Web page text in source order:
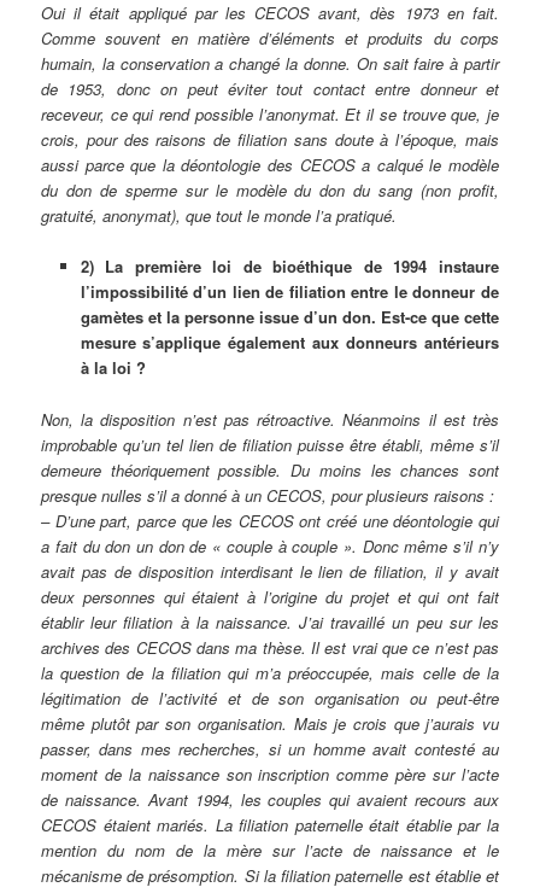
Oui il était appliqué par les CECOS avant, dès 1973 en fait.
Comme souvent en matière d’éléments et produits du corps
humain, la conservation a changé la donne. On sait faire à partir
de 1953, donc on peut éviter tout contact entre donneur et
receveur, ce qui rend possible l’anonymat. Et il se trouve que, je
crois, pour des raisons de filiation sans doute à l’époque, mais
aussi parce que la déontologie des CECOS a calqué le modèle
du don de sperme sur le modèle du don du sang (non profit,
gratuité, anonymat), que tout le monde l’a pratiqué.
2) La première loi de bioéthique de 1994 instaure
l’impossibilité d’un lien de filiation entre le donneur de
gamètes et la personne issue d’un don. Est-ce que cette
mesure s’applique également aux donneurs antérieurs
à la loi ?
Non, la disposition n’est pas rétroactive. Néanmoins il est très
improbable qu’un tel lien de filiation puisse être établi, même s’il
demeure théoriquement possible. Du moins les chances sont
presque nulles s’il a donné à un CECOS, pour plusieurs raisons :
– D’une part, parce que les CECOS ont créé une déontologie qui
a fait du don un don de « couple à couple ». Donc même s’il n’y
avait pas de disposition interdisant le lien de filiation, il y avait
deux personnes qui étaient à l’origine du projet et qui ont fait
établir leur filiation à la naissance. J’ai travaillé un peu sur les
archives des CECOS dans ma thèse. Il est vrai que ce n’est pas
la question de la filiation qui m’a préoccupée, mais celle de la
légitimation de l’activité et de son organisation ou peut-être
même plutôt par son organisation. Mais je crois que j’aurais vu
passer, dans mes recherches, si un homme avait contesté au
moment de la naissance son inscription comme père sur l’acte
de naissance. Avant 1994, les couples qui avaient recours aux
CECOS étaient mariés. La filiation paternelle était établie par la
mention du nom de la mère sur l’acte de naissance et le
mécanisme de présomption. Si la filiation paternelle est établie et